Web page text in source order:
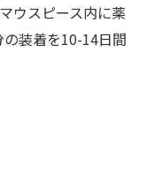
ウスピース内に薬
装着を10-14日間